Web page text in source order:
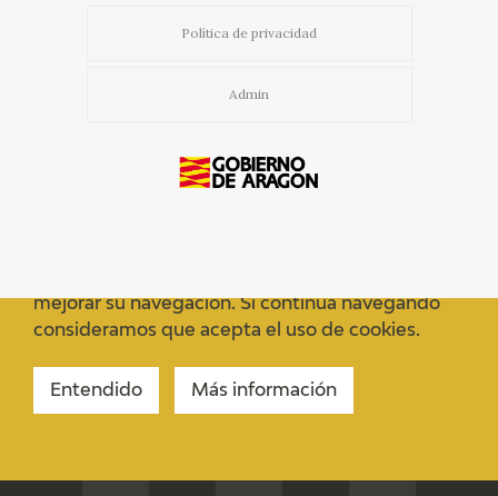
Política de privacidad
Admin
mejorar su navegación. Si continua navegando
consideramos que acepta el uso de cookies.
Entendido Más información